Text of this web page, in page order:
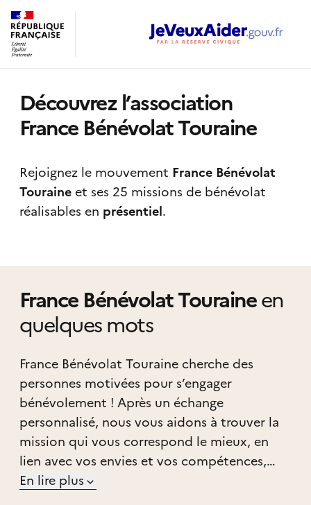
Découvrez l’association
France Bénévolat Touraine
Rejoignez le mouvement France Bénévolat
Touraineet ses 25 missions de bénévolat
réalisables en présentiel.
France Bénévolat Touraineen
quelques mots
France Bénévolat Touraine cherche des
personnes motivées pour s’engager
bénévolement ! Après un échange
personnalisé, nous vous aidons à trouver la
mission qui vous correspond le mieux, en
lien avec vos envies et vos compétences,
parmi les associations partenaires qui nous
En lire plus